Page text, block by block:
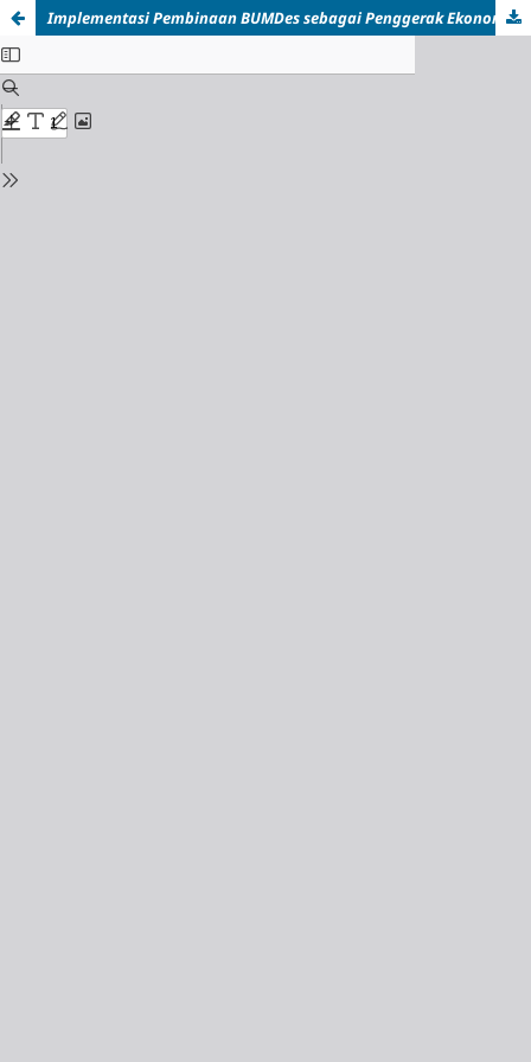
Implementasi Pembinaan BUMDes sebagai Penggerak Ekonomi Lokal melalui Pengelolaan Wisata Boon Pring Andeman di Desa Sanankerto, Kecamatan Turen, Kabupaten Malang